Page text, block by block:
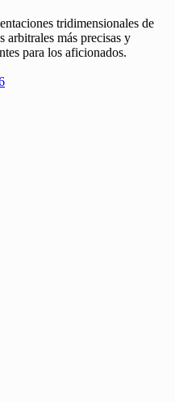
tridimensionales de
arbitrales más precisas y
para los aficionados.